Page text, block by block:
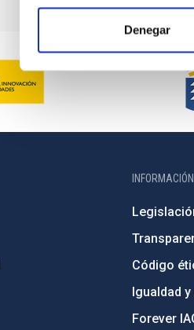
Denegar
Código
Igualdad
Forever